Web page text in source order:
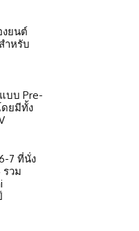
งยนต์
ำหรับ
บบ Pre-
ดยมีทั้ง
7 ที่นั่ง
รวม